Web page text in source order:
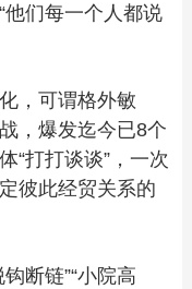
们每一个人都说
，可谓格外敏
，爆发迄今已8个
“打打谈谈”，一次
彼此经贸关系的
断链”“小院高